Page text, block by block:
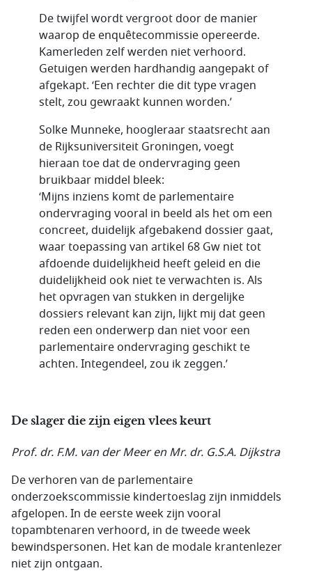
De twijfel wordt vergroot door de manier
waarop de enquêtecommissie opereerde.
Kamerleden zelf werden niet verhoord.
Getuigen werden hardhandig aangepakt of
afgekapt. ‘Een rechter die dit type vragen
stelt, zou gewraakt kunnen worden.’
Solke Munneke, hoogleraar staatsrecht aan
de Rijksuniversiteit Groningen, voegt
hieraan toe dat de ondervraging geen
bruikbaar middel bleek:
‘Mijns inziens komt de parlementaire
ondervraging vooral in beeld als het om een
concreet, duidelijk afgebakend dossier gaat,
waar toepassing van artikel 68 Gw niet tot
afdoende duidelijkheid heeft geleid en die
duidelijkheid ook niet te verwachten is. Als
het opvragen van stukken in dergelijke
dossiers relevant kan zijn, lijkt mij dat geen
reden een onderwerp dan niet voor een
parlementaire ondervraging geschikt te
achten. Integendeel, zou ik zeggen.’
De slager die zijn eigen vlees keurt
Prof. dr. F.M. van der Meer en Mr. dr. G.S.A. Dijkstra
De verhoren van de parlementaire
onderzoekscommissie kindertoeslag zijn inmiddels
afgelopen. In de eerste week zijn vooral
topambtenaren verhoord, in de tweede week
bewindspersonen. Het kan de modale krantenlezer
niet zijn ontgaan.